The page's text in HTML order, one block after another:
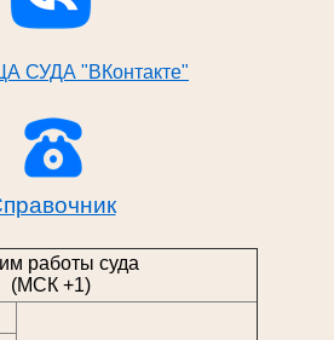
СУДА "ВКонтакте"
работы суда
(МСК +1)